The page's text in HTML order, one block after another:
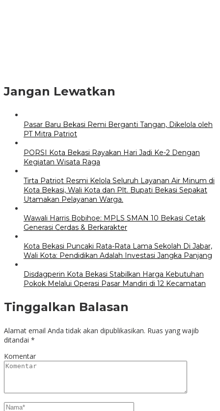
Jangan Lewatkan
Pasar Baru Bekasi Remi Berganti Tangan, Dikelola oleh
PT Mitra Patriot
PORSI Kota Bekasi Rayakan Hari Jadi Ke-2 Dengan
Kegiatan Wisata Raga
Tirta Patriot Resmi Kelola Seluruh Layanan Air Minum di
Kota Bekasi, Wali Kota dan Plt. Bupati Bekasi Sepakat
Utamakan Pelayanan Warga.
Wawali Harris Bobihoe: MPLS SMAN 10 Bekasi Cetak
Generasi Cerdas & Berkarakter
Kota Bekasi Puncaki Rata-Rata Lama Sekolah Di Jabar,
Wali Kota: Pendidikan Adalah Investasi Jangka Panjang
Disdagperin Kota Bekasi Stabilkan Harga Kebutuhan
Pokok Melalui Operasi Pasar Mandiri di 12 Kecamatan
Tinggalkan Balasan
Alamat email Anda tidak akan dipublikasikan. Ruas yang wajib
ditandai *
Komentar